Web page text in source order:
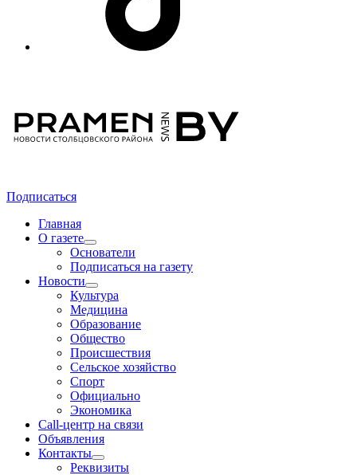
Подписаться
Главная
О газете
Основатели
Подписаться на газету
Новости
Культура
Медицина
Образование
Общество
Происшествия
Сельское хозяйство
Спорт
Официально
Экономика
Call-центр на связи
Объявления
Контакты
Реквизиты